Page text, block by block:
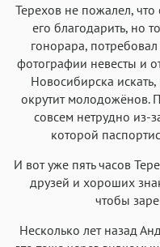
Терехов не пожалел, что
его благодарить, но
гонорара,
фотографии невесты и
Новосибирска
окрутит молодожёнов.
совсем нетрудно из-
которой
И вот уже пять часов
друзей и хороших
чтобы
Несколько лет назад